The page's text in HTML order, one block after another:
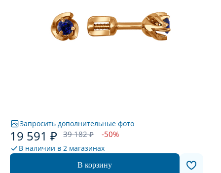
Запросить дополнительные фото
19 591 ₽ 39 182 ₽ -50%
В наличии в 2 магазинах
В корзину